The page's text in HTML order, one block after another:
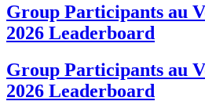
Group Participants au
2026 Leaderboard
Group Participants au
2026 Leaderboard